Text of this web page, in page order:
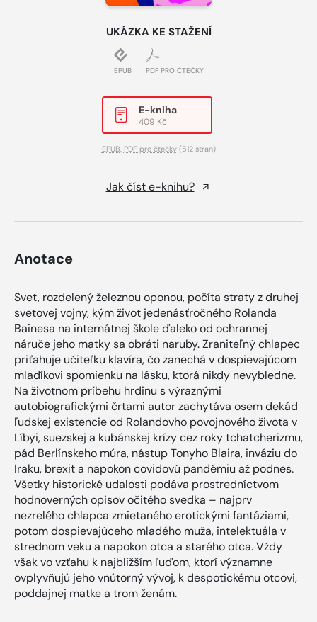
UKÁZKA KE STAŽENÍ
EPUB PDF PRO ČTEČKY
E-kniha
409 Kč
EPUB, PDF pro čtečky(512 stran)
Jak číst e-knihu?
Anotace
Svet, rozdelený železnou oponou, počíta straty z druhej
svetovej vojny, kým život jedenásťročného Rolanda
Bainesa na internátnej škole ďaleko od ochrannej
náruče jeho matky sa obráti naruby. Zraniteľný chlapec
priťahuje učiteľku klavíra, čo zanechá v dospievajúcom
mladíkovi spomienku na lásku, ktorá nikdy nevybledne.
Na životnom príbehu hrdinu s výraznými
autobiografickými črtami autor zachytáva osem dekád
ľudskej existencie od Rolandovho povojnového života v
Líbyi, suezskej a kubánskej krízy cez roky tchatcherizmu,
pád Berlínskeho múra, nástup Tonyho Blaira, inváziu do
Iraku, brexit a napokon covidovú pandémiu až podnes.
Všetky historické udalosti podáva prostredníctvom
hodnoverných opisov očitého svedka – najprv
nezrelého chlapca zmietaného erotickými fantáziami,
potom dospievajúceho mladého muža, intelektuála v
strednom veku a napokon otca a starého otca. Vždy
však vo vzťahu k najbližším ľuďom, ktorí významne
ovplyvňujú jeho vnútorný vývoj, k despotickému otcovi,
poddajnej matke a trom ženám.